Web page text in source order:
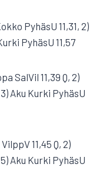
PyhäsU 11,31, 2)
PyhäsU 11,57
SalVil 11,39 Q, 2)
Aku Kurki PyhäsU
11,45 Q, 2)
Aku Kurki PyhäsU